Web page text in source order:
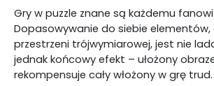
Gry w puzzle znane są każdemu
Dopasowywanie do siebie elementów,
przestrzeni trójwymiarowej, jest nie
jednak końcowy efekt – ułożony
rekompensuje cały włożony w grę trud.